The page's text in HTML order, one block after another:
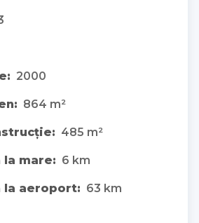
2000
864 m²
485 m²
la mare: 6 km
la aeroport: 63 km